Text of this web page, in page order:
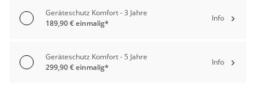
Geräteschutz Komfort - 3 Jahre
189,90 € einmalig*
Info
Geräteschutz Komfort - 5 Jahre
299,90 € einmalig*
Info